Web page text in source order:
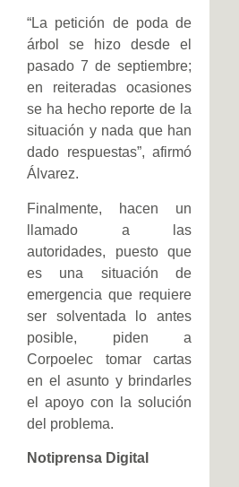
“La petición de poda de
árbol se hizo desde el
pasado 7 de septiembre;
en reiteradas ocasiones
se ha hecho reporte de la
situación y nada que han
dado respuestas”, afirmó
Álvarez.
Finalmente, hacen un
llamado a las
autoridades, puesto que
es una situación de
emergencia que requiere
ser solventada lo antes
posible, piden a
Corpoelec tomar cartas
en el asunto y brindarles
el apoyo con la solución
del problema.
Notiprensa Digital